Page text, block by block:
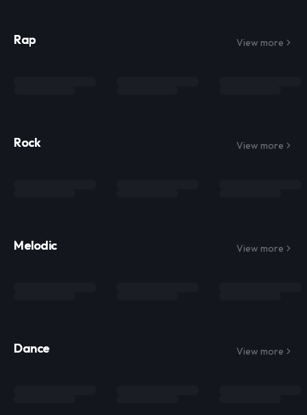
Rap View more
Rock View more
Melodic View more
Dance View more